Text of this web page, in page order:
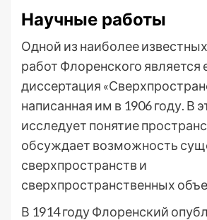
Научные работы
Одной из наиболее
работ Флоренского является
диссертация
написанная им в 1906 году. В
исследует понятие
обсуждает возможность
сверхпространств и
сверхпространственных
В 1914 году Флоренский